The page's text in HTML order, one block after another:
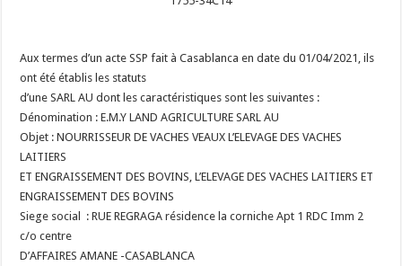
Aux termes d’un acte SSP fait à Casablanca en date du 01/04/2021, ils
ont été établis les statuts
d’une SARL AU dont les caractéristiques sont les suivantes :
Dénomination : E.M.Y LAND AGRICULTURE SARL AU
Objet : NOURRISSEUR DE VACHES VEAUX L’ELEVAGE DES VACHES
LAITIERS
ET ENGRAISSEMENT DES BOVINS, L’ELEVAGE DES VACHES LAITIERS ET
ENGRAISSEMENT DES BOVINS
Siege social : RUE REGRAGA résidence la corniche Apt 1 RDC Imm 2
c/o centre
D’AFFAIRES AMANE -CASABLANCA